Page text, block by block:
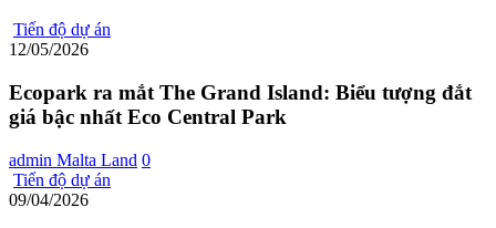
Tiến độ dự án
12/05/2026
Ecopark ra mắt The Grand Island: Biểu tượng đắt
giá bậc nhất Eco Central Park
admin Malta Land 0
Tiến độ dự án
09/04/2026